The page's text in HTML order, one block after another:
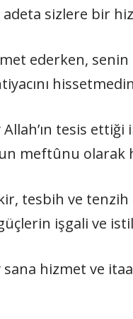
sizlere bir
ederken,
tesis
meftûnu olarak
tesbih ve
işgali ve
sana hizmet ve